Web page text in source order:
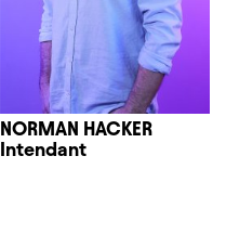
NORMAN HACKER
Intendant